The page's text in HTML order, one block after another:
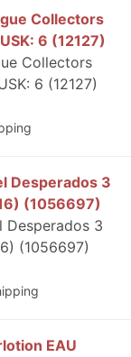
Collectors
6 (12127)
Collectors
6 (12127)
Desperados 3
(1056697)
Desperados 3
(1056697)
EAU